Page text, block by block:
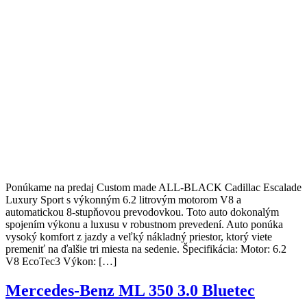
Ponúkame na predaj Custom made ALL-BLACK Cadillac Escalade
Luxury Sport s výkonným 6.2 litrovým motorom V8 a
automatickou 8-stupňovou prevodovkou. Toto auto dokonalým
spojením výkonu a luxusu v robustnom prevedení. Auto ponúka
vysoký komfort z jazdy a veľký nákladný priestor, ktorý viete
premeniť na ďalšie tri miesta na sedenie. Špecifikácia: Motor: 6.2
V8 EcoTec3 Výkon: […]
Mercedes-Benz ML 350 3.0 Bluetec